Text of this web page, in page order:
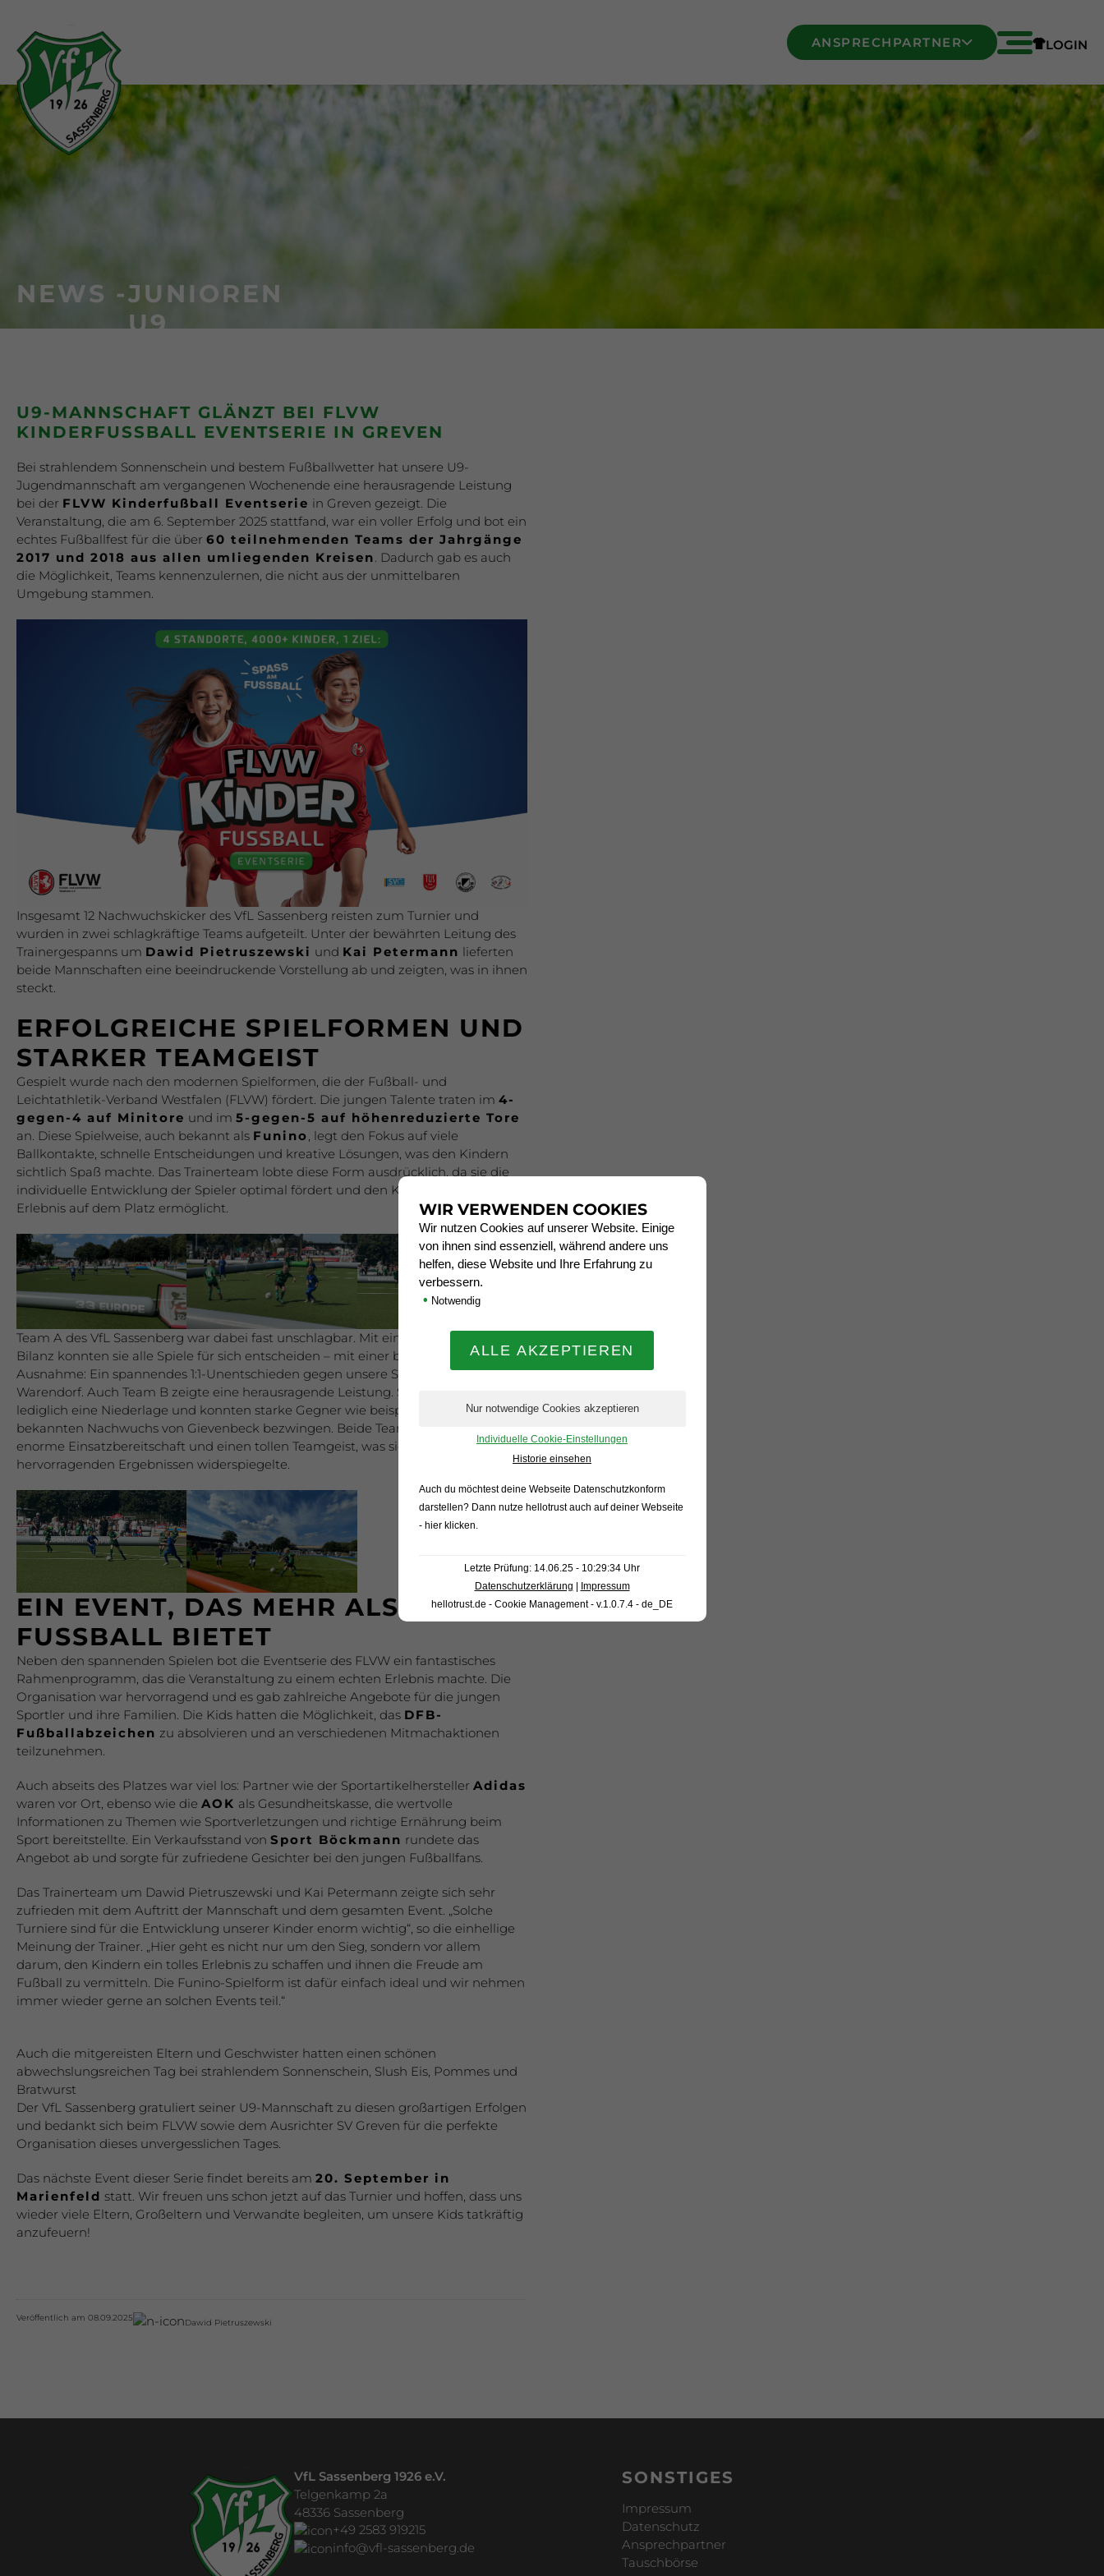
ANSPRECHPARTNER LOGIN
NEWS -JUNIOREN
U9
U9-MANNSCHAFT GLÄNZT BEI FLVW
KINDERFUSSBALL EVENTSERIE IN GREVEN
Bei strahlendem Sonnenschein und bestem Fußballwetter hat unsere U9-
Jugendmannschaft am vergangenen Wochenende eine herausragende Leistung
bei der FLVW Kinderfußball Eventserie in Greven gezeigt. Die
Veranstaltung, die am 6. September 2025 stattfand, war ein voller Erfolg und bot ein
echtes Fußballfest für die über 60 teilnehmenden Teams der Jahrgänge
2017 und 2018 aus allen umliegenden Kreisen. Dadurch gab es auch
die Möglichkeit, Teams kennenzulernen, die nicht aus der unmittelbaren
Umgebung stammen.
Insgesamt 12 Nachwuchskicker des VfL Sassenberg reisten zum Turnier und
wurden in zwei schlagkräftige Teams aufgeteilt. Unter der bewährten Leitung des
Trainergespanns um Dawid Pietruszewski und Kai Petermann lieferten
beide Mannschaften eine beeindruckende Vorstellung ab und zeigten, was in ihnen
steckt.
ERFOLGREICHE SPIELFORMEN UND
STARKER TEAMGEIST
Gespielt wurde nach den modernen Spielformen, die der Fußball- und
Leichtathletik-Verband Westfalen (FLVW) fördert. Die jungen Talente traten im 4-
gegen-4 auf Minitore und im 5-gegen-5 auf höhenreduzierte Tore
an. Diese Spielweise, auch bekannt als Funino, legt den Fokus auf viele
Ballkontakte, schnelle Entscheidungen und kreative Lösungen, was den Kindern
sichtlich Spaß machte. Das Trainerteam lobte diese Form ausdrücklich, da sie die
individuelle Entwicklung der Spieler optimal fördert und den Kindern ein positives
Erlebnis auf dem Platz ermöglicht.
Team A des VfL Sassenberg war dabei fast unschlagbar. Mit einer makellosen
Bilanz konnten sie alle Spiele für sich entscheiden – mit einer bemerkenswerten
Ausnahme: Ein spannendes 1:1-Unentschieden gegen unsere Sportfreunde aus
Warendorf. Auch Team B zeigte eine herausragende Leistung. Sie verbuchten
lediglich eine Niederlage und konnten starke Gegner wie beispielsweise den
bekannten Nachwuchs von Gievenbeck bezwingen. Beide Teams bewiesen eine
enorme Einsatzbereitschaft und einen tollen Teamgeist, was sich in den
hervorragenden Ergebnissen widerspiegelte.
EIN EVENT, DAS MEHR ALS NUR
FUSSBALL BIETET
Neben den spannenden Spielen bot die Eventserie des FLVW ein fantastisches
Rahmenprogramm, das die Veranstaltung zu einem echten Erlebnis machte. Die
Organisation war hervorragend und es gab zahlreiche Angebote für die jungen
Sportler und ihre Familien. Die Kids hatten die Möglichkeit, das DFB-
Fußballabzeichen zu absolvieren und an verschiedenen Mitmachaktionen
teilzunehmen.
Auch abseits des Platzes war viel los: Partner wie der Sportartikelhersteller Adidas
waren vor Ort, ebenso wie die AOK als Gesundheitskasse, die wertvolle
Informationen zu Themen wie Sportverletzungen und richtige Ernährung beim
Sport bereitstellte. Ein Verkaufsstand von Sport Böckmann rundete das
Angebot ab und sorgte für zufriedene Gesichter bei den jungen Fußballfans.
Das Trainerteam um Dawid Pietruszewski und Kai Petermann zeigte sich sehr
zufrieden mit dem Auftritt der Mannschaft und dem gesamten Event. „Solche
Turniere sind für die Entwicklung unserer Kinder enorm wichtig“, so die einhellige
Meinung der Trainer. „Hier geht es nicht nur um den Sieg, sondern vor allem
darum, den Kindern ein tolles Erlebnis zu schaffen und ihnen die Freude am
Fußball zu vermitteln. Die Funino-Spielform ist dafür einfach ideal und wir nehmen
immer wieder gerne an solchen Events teil.“
Auch die mitgereisten Eltern und Geschwister hatten einen schönen
abwechslungsreichen Tag bei strahlendem Sonnenschein, Slush Eis, Pommes und
Bratwurst
Der VfL Sassenberg gratuliert seiner U9-Mannschaft zu diesen großartigen Erfolgen
und bedankt sich beim FLVW sowie dem Ausrichter SV Greven für die perfekte
Organisation dieses unvergesslichen Tages.
Das nächste Event dieser Serie findet bereits am 20. September in
Marienfeld statt. Wir freuen uns schon jetzt auf das Turnier und hoffen, dass uns
wieder viele Eltern, Großeltern und Verwandte begleiten, um unsere Kids tatkräftig
anzufeuern!
Veröffentlich am 08.09.2025 Dawid Pietruszewski
VfL Sassenberg 1926 e.V.
Telgenkamp 2a
48336 Sassenberg
+49 2583 919215
info@vfl-sassenberg.de
SONSTIGES
Impressum
Datenschutz
Ansprechpartner
Tauschbörse
WIR VERWENDEN COOKIES
Wir nutzen Cookies auf unserer Website. Einige
von ihnen sind essenziell, während andere uns
helfen, diese Website und Ihre Erfahrung zu
verbessern.
• Notwendig
Individuelle Cookie-Einstellungen
Historie einsehen
Auch du möchtest deine Webseite Datenschutzkonform
darstellen? Dann nutze hellotrust auch auf deiner Webseite
- hier klicken
Letzte Prüfung: 14.06.25 - 10:29:34 Uhr
Datenschutzerklärung | Impressum
hellotrust.de - Cookie Management - v.1.0.7.4 - de_DE